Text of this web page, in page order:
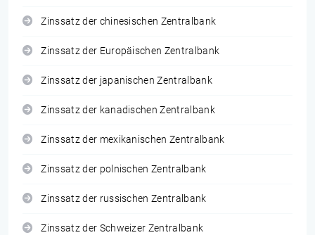
Zinssatz der chinesischen Zentralbank
Zinssatz der Europäischen Zentralbank
Zinssatz der japanischen Zentralbank
Zinssatz der kanadischen Zentralbank
Zinssatz der mexikanischen Zentralbank
Zinssatz der polnischen Zentralbank
Zinssatz der russischen Zentralbank
Zinssatz der Schweizer Zentralbank